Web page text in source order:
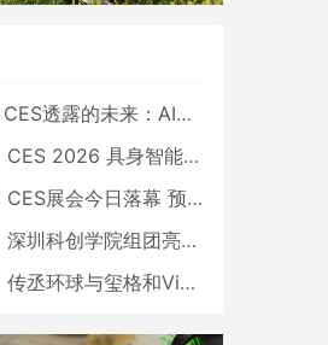
CES透露的未来：AI、机器人与智能生活大爆发
CES 2026 具身智能与创新领域 中国公司大放异彩
CES展会今日落幕 预计2026行业收入将超五千亿美元
深圳科创学院组团亮相CES 广受好评
传丞环球与玺格和VibeLens共同推出全新耳机